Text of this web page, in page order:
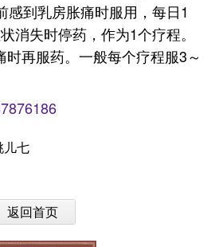
感到乳房胀痛时服用，每日1
消失时停药，作为1个疗程。
再服药。一般每个疗程服3～
儿七
返回首页